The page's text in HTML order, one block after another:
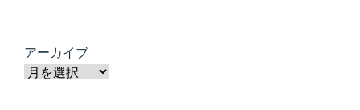
アーカイブ